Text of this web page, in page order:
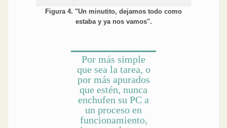
Figura 4. "Un minutito, dejamos todo como
estaba y ya nos vamos".
Por más simple
que sea la tarea, o
por más apurados
que estén, nunca
enchufen su PC a
un proceso en
funcionamiento,